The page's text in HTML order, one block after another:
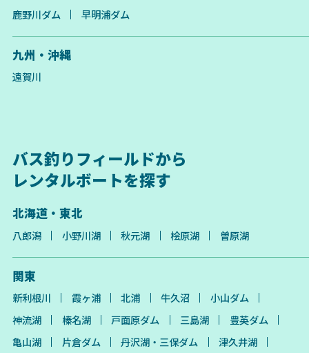
鹿野川ダム
早明浦ダム
九州・沖縄
遠賀川
バス釣りフィールドから
レンタルボートを探す
北海道・東北
八郎潟 小野川湖 秋元湖 桧原湖 曽原湖
関東
新利根川 霞ヶ浦 北浦 牛久沼
小山ダム
神流湖
榛名湖 戸面原ダム 三島湖
豊英ダム
亀山湖
片倉ダム 丹沢湖・三保ダム
津久井湖